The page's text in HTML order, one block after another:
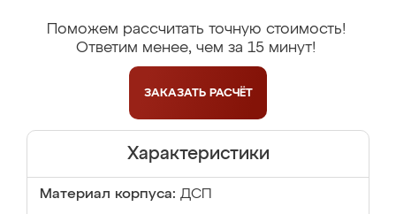
Поможем рассчитать точную стоимость!
Ответим менее, чем за 15 минут!
ЗАКАЗАТЬ РАСЧЁТ
Характеристики
Материал корпуса: ДСП